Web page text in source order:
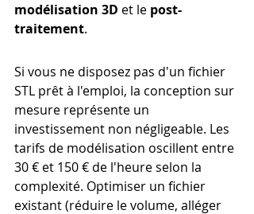
modélisation 3D et le post-
traitement.
Si vous ne disposez pas d'un fichier
STL prêt à l'emploi, la conception sur
mesure représente un
investissement non négligeable. Les
tarifs de modélisation oscillent entre
30 € et 150 € de l'heure selon la
complexité. Optimiser un fichier
existant (réduire le volume, alléger